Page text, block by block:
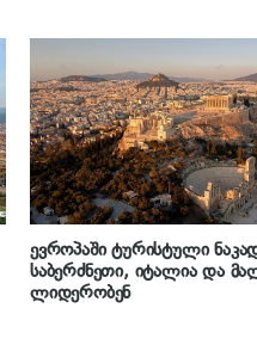
ევროპაში ტურისტული
საბერძნეთი, იტალია და
ლიდერობენ